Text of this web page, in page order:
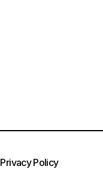
Privacy Policy